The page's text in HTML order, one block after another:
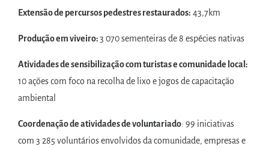
Extensão de percursos pedestres restaurados: 43,7km
Produção em viveiro:3 070 sementeiras de 8 espécies nativas
Atividades de sensibilização com turistas e comunidade local:
10 ações com foco na recolha de lixo e jogos de capacitação
ambiental
Coordenação de atividades de voluntariado: 99 iniciativas
com 3 285 voluntários envolvidos da comunidade, empresas e